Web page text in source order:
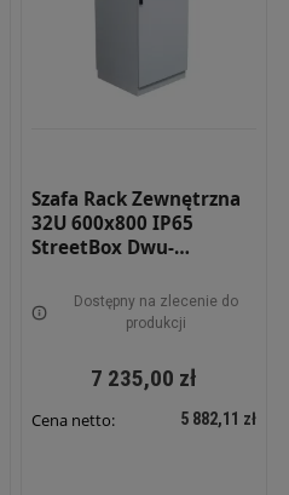
Szafa Rack Zewnętrzna
32U 600x800 IP65
StreetBox Dwu-
STRBX-6815-32U
Dostępny na zlecenie do
produkcji
7 235,00 zł
Cena netto: 5 882,11 zł